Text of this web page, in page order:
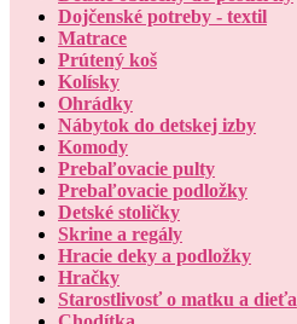
Dojčenské potreby - textil
Matrace
Prútený koš
Kolísky
Ohrádky
Nábytok do detskej izby
Komody
Prebaľovacie pulty
Prebaľovacie podložky
Detské stoličky
Skrine a regály
Hracie deky a podložky
Hračky
Starostlivosť o matku a dieťa